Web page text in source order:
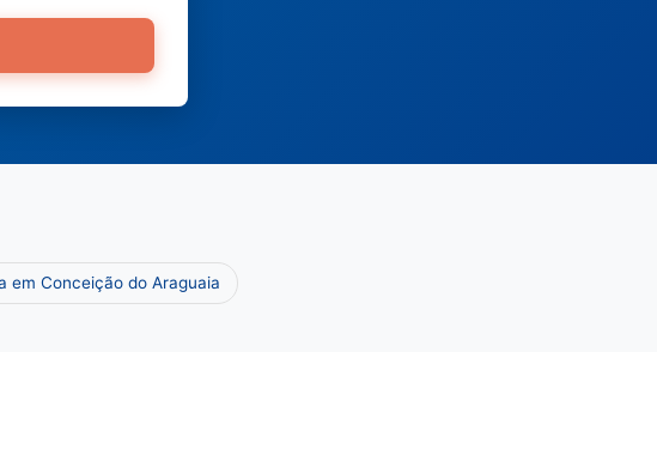
em Conceição do Araguaia